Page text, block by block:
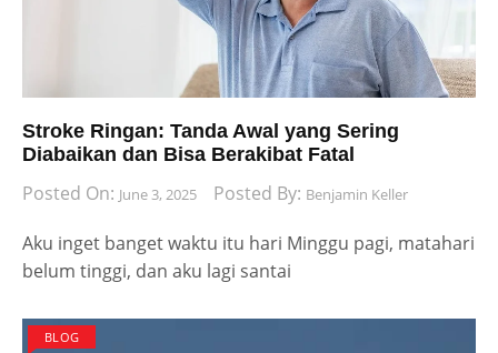
Stroke Ringan: Tanda Awal yang Sering
Diabaikan dan Bisa Berakibat Fatal
Posted On: June 3, 2025 Posted By: Benjamin Keller
Aku inget banget waktu itu hari Minggu pagi, matahari
belum tinggi, dan aku lagi santai
BLOG